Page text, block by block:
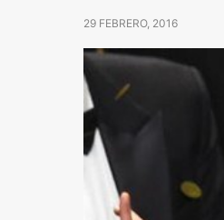
29 FEBRERO, 2016